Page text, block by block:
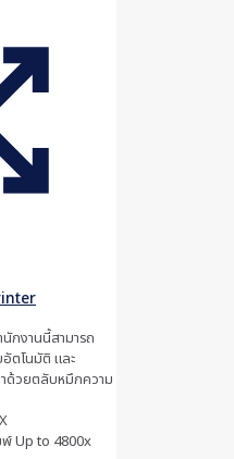
กงานนี้สามารถ
ตโนมัติ และ
ด้วยตลับหมึกความ
พ์ Up to 4800x